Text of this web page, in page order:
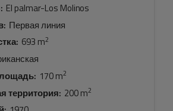
El palmar-Los Molinos
Первая линия
693 m2
170 m2
территория: 200 m2